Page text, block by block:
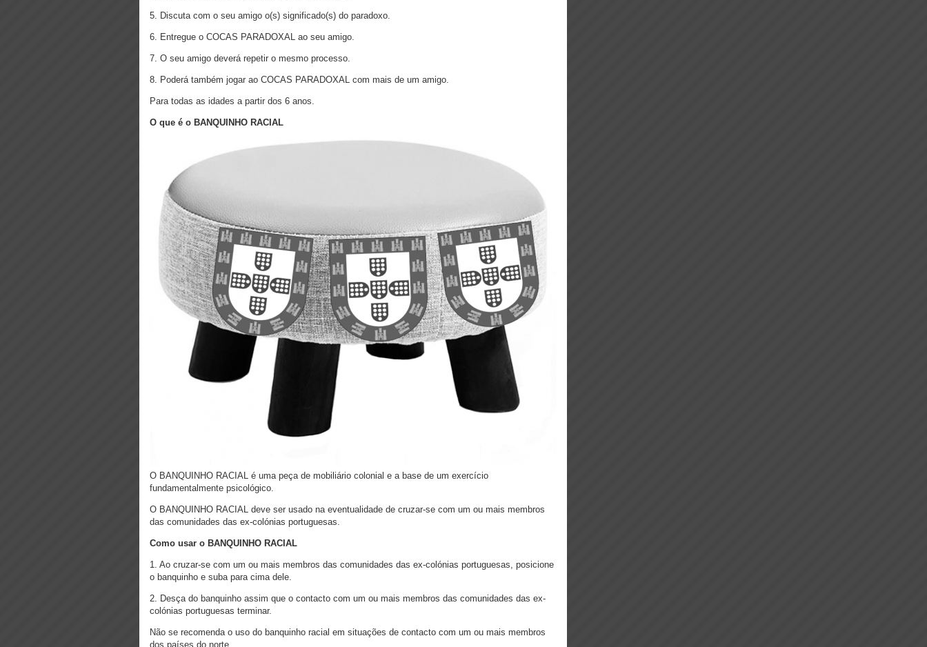
5. Discuta com o seu amigo o(s) significado(s) do paradoxo.
6. Entregue o COCAS PARADOXAL ao seu amigo.
7. O seu amigo deverá repetir o mesmo processo.
8. Poderá também jogar ao COCAS PARADOXAL com mais de um amigo.
Para todas as idades a partir dos 6 anos.
O que é o BANQUINHO RACIAL
O BANQUINHO RACIAL é uma peça de mobiliário colonial e a base de um exercício
fundamentalmente psicológico.
O BANQUINHO RACIAL deve ser usado na eventualidade de cruzar-se com um ou mais membros
das comunidades das ex-colónias portuguesas.
Como usar o BANQUINHO RACIAL
1. Ao cruzar-se com um ou mais membros das comunidades das ex-colónias portuguesas, posicione
o banquinho e suba para cima dele.
2. Desça do banquinho assim que o contacto com um ou mais membros das comunidades das ex-
colónias portuguesas terminar.
Não se recomenda o uso do banquinho racial em situações de contacto com um ou mais membros
dos países do norte.